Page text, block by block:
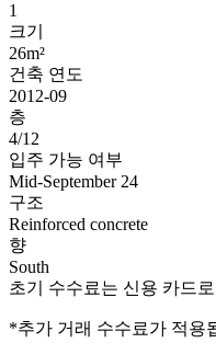
1
크기
26m²
건축 연도
2012-09
층
4/12
입주 가능 여부
Mid-September 24
구조
Reinforced concrete
향
South
초기 수수료는 신용 카드
*추가 거래 수수료가 적용